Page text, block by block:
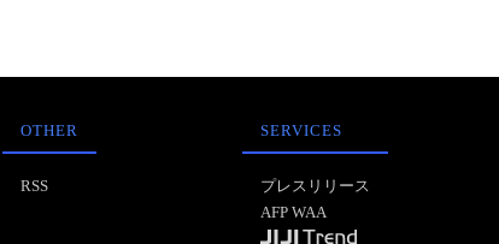
OTHER
RSS
SERVICES
プレスリリース
AFP WAA